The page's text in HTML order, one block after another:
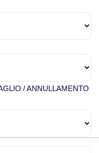
/ ANNULLAMENTO